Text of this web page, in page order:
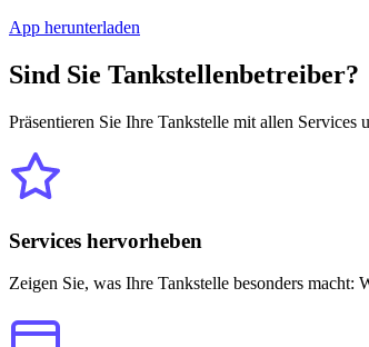
App herunterladen
Sind Sie Tankstellenbetreiber?
Präsentieren Sie Ihre Tankstelle mit allen Services
Services hervorheben
Zeigen Sie, was Ihre Tankstelle besonders macht: